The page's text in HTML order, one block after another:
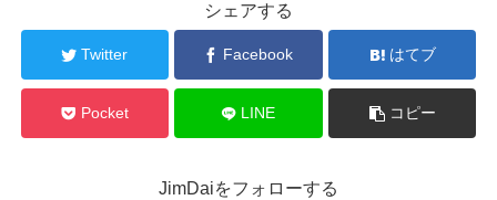
シェアする
Twitter Facebook はてブ
Pocket LINE コピー
JimDaiをフォローする